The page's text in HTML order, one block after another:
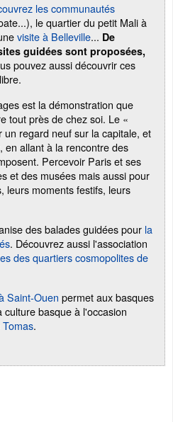
les communautés
le quartier du petit Mali à
visite à Belleville... De
guidées sont proposées,
pouvez aussi découvrir ces
est la démonstration que
tout près de chez soi. Le «
regard neuf sur la capitale, et
en allant à la rencontre des
Percevoir Paris et ses
et des musées mais aussi pour
leurs moments festifs, leurs
des balades guidées pour la
. Découvrez aussi l'association
des quartiers cosmopolites de
Saint-Ouen permet aux basques
basque à l'occasion
.